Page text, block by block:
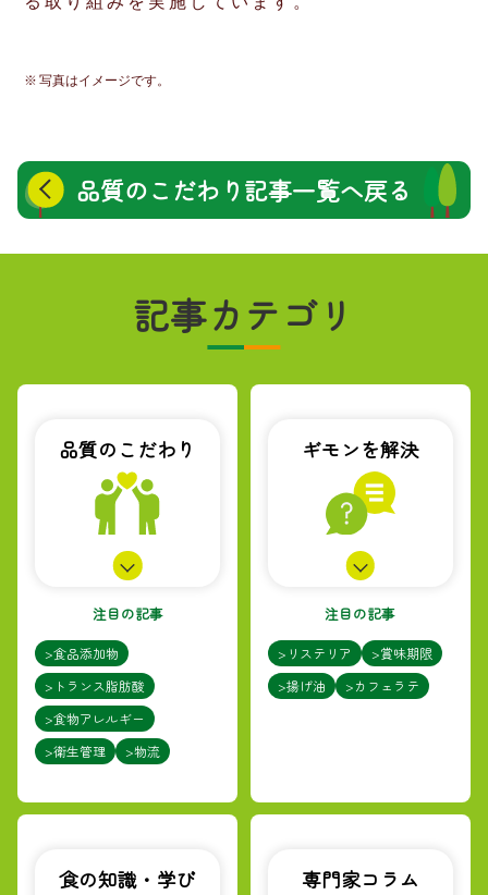
写真はイメージです。
品質のこだわり記事一覧へ戻る
記事カテゴリ
品質のこだわり
注目の記事
>食品添加物
>トランス脂肪酸
>食物アレルギー
>衛生管理
>物流
ギモンを解決
注目の記事
>リステリア
>賞味期限
>揚げ油
>カフェラテ
食の知識・学び 専門家コラム